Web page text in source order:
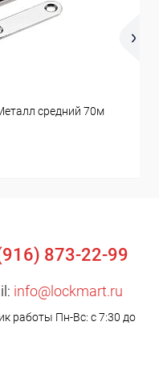
средний 70м
873-22-99
info@lockmart.ru
работы Пн-Вс: с 7:30 до